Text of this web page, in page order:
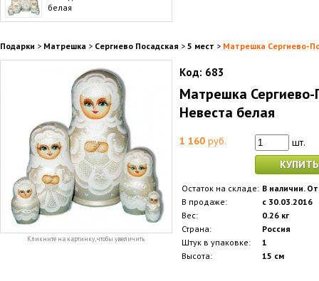
белая
Подарки > Матрешка > Сергиево Посадская > 5 мест > Матрешка Сергиево-
Кликните на картинку, чтобы увеличить
Код: 683
Матрешка Сергиево-
Невеста белая
1 160 руб.
шт.
Остаток на складе: В наличии.
В продаже:
с 30.03.2016
Вес:
0.26 кг
Страна:
Россия
Штук в упаковке:
1
Высота:
15 см